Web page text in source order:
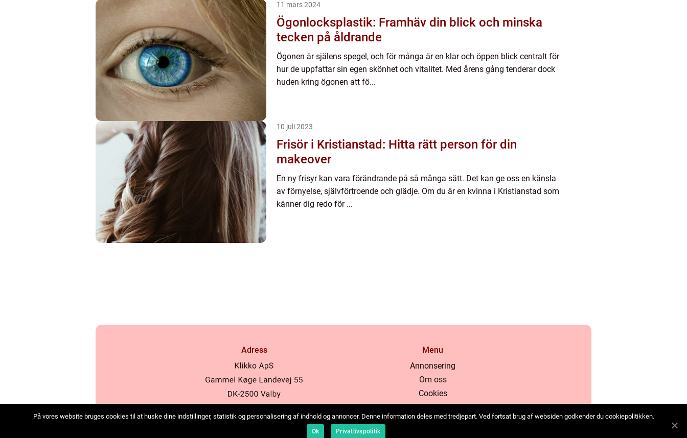
11 mars 2024
Ögonlocksplastik: Framhäv din blick och minska
tecken på åldrande
Ögonen är själens spegel, och för många är en klar och öppen blick centralt för
hur de uppfattar sin egen skönhet och vitalitet. Med årens gång tenderar dock
huden kring ögonen att fö...
10 juli 2023
Frisör i Kristianstad: Hitta rätt person för din
makeover
En ny frisyr kan vara förändrande på så många sätt. Det kan ge oss en känsla
av förnyelse, självförtroende och glädje. Om du är en kvinna i Kristianstad som
känner dig redo för ...
Adress
web: www.klikko.dk
Menu
Annonsering
Om oss
Cookies
Kontakta oss
Sitemap
På vores website bruges cookies til at huske dine indstillinger, statistik og personalisering af indhold og annoncer. Denne information deles med tredjepart. Ved fortsat brug af websiden godkender du cookiepolitikken.
Ok Privatlivspolitik